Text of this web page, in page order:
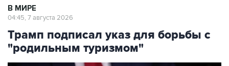
В МИРЕ
04:45, 7 августа 2026
Трамп подписал указ для борьбы с
"родильным туризмом"